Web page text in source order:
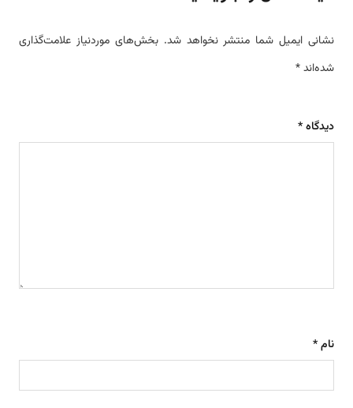
نشانی ایمیل شما منتشر نخواهد شد. بخش‌های موردنیاز علامت‌گذاری
شده‌اند*
دیدگاه*
نام*